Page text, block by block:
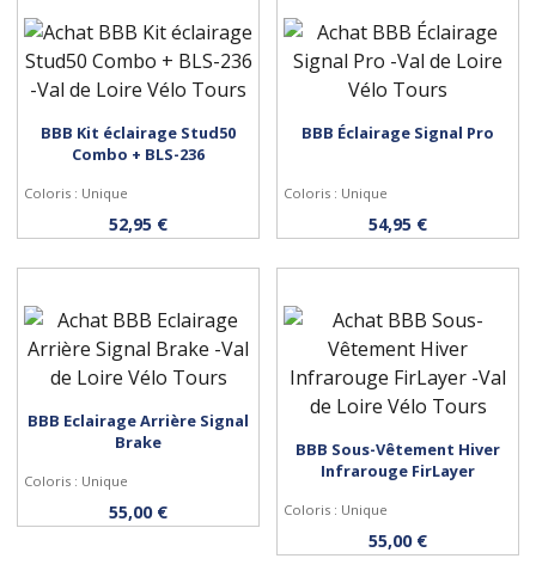
Acheter
BBB Kit éclairage Stud50
Combo + BLS-236
Coloris : Unique
52,95 €
Acheter
BBB Éclairage Signal Pro
Coloris : Unique
54,95 €
Acheter
BBB Eclairage Arrière Signal
Brake
Coloris : Unique
55,00 €
Personnaliser
BBB Sous-Vêtement Hiver
Infrarouge FirLayer
Coloris : Unique
55,00 €